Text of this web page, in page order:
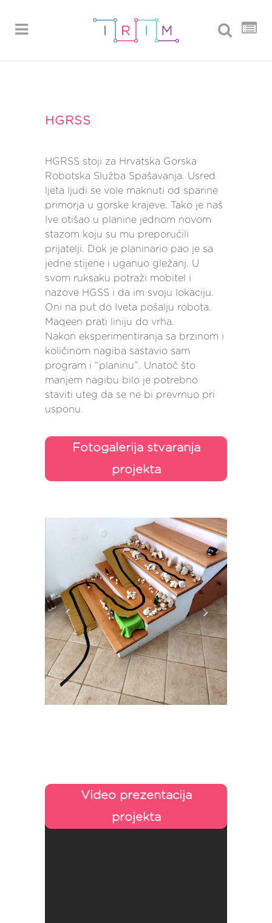
HGRSS
HGRSS stoji za Hrvatska Gorska
Robotska Služba Spašavanja. Usred
ljeta ljudi se vole maknuti od sparine
primorja u gorske krajeve. Tako je naš
Ive otišao u planine jednom novom
stazom koju su mu preporućili
prijatelji. Dok je planinario pao je sa
jedne stijene i uganuo gležanj. U
svom ruksaku potraži mobitel i
nazove HGSS i da im svoju lokaciju.
Oni na put do Iveta pošalju robota.
Maqeen prati liniju do vrha.
Nakon eksperimentiranja sa brzinom i
količinom nagiba sastavio sam
program i “planinu”. Unatoč što
manjem nagibu bilo je potrebno
staviti uteg da se ne bi prevrnuo pri
usponu.
Fotogalerija stvaranja
projekta
Video prezentacija
projekta